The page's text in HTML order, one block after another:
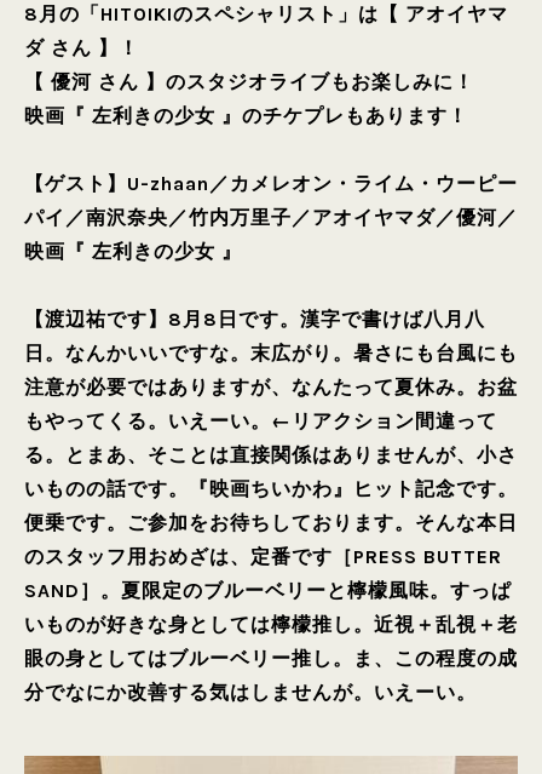
8月の「HITOIKIのスペシャリスト」は【 アオイヤマ
ダ さん 】！
【 優河 さん 】のスタジオライブもお楽しみに！
映画『 左利きの少女 』のチケプレもあります！
【ゲスト】 U-zhaan ／カメレオン・ライム・ウーピー
パイ ／南沢奈央／竹内万里子／アオイヤマダ／優河／
映画『 左利きの少女 』
【渡辺祐です】8月8日です。漢字で書けば八月八
日。なんかいいですな。末広がり。暑さにも台風にも
注意が必要ではありますが、なんたって夏休み。お盆
もやってくる。いえーい。←リアクション間違って
る。とまあ、そことは直接関係はありませんが、小さ
いものの話です。『映画ちいかわ』ヒット記念です。
便乗です。ご参加をお待ちしております。そんな本日
のスタッフ用おめざは、定番です［PRESS BUTTER
SAND］。夏限定のブルーベリーと檸檬風味。すっぱ
いものが好きな身としては檸檬推し。近視＋乱視＋老
眼の身としてはブルーベリー推し。ま、この程度の成
分でなにか改善する気はしませんが。いえーい。